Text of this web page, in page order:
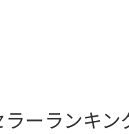
ーランキン